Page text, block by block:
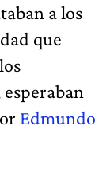
a los
que
Edmundo